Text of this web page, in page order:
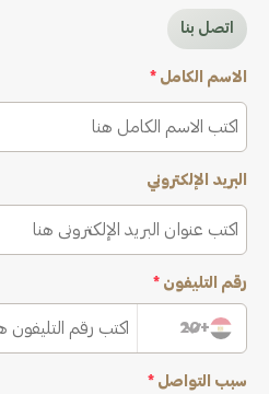
اتصل بنا
الاسم الكامل *
البريد الإلكتروني
رقم التليفون *
+20
سبب التواصل *